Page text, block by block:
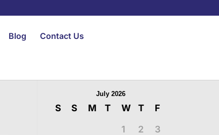
Blog Contact Us
July 2026
S S M T W T
F
1
2
3